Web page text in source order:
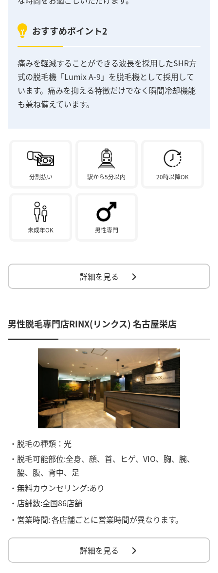
おすすめポイント2
痛みを軽減することができる波長を採用したSHR方
式の脱毛機「Lumix A-9」を脱毛機として採用して
います。痛みを抑える特徴だけでなく瞬間冷却機能
も兼ね備えています。
分割払い 駅から5分以内 20時以降OK
未成年OK 男性専門
詳細を見る
男性脱毛専門店RINX(リンクス) 名古屋栄店
・脱毛の種類：光
・脱毛可能部位:全身、顔、首、ヒゲ、VIO、胸、腕、
脇、腹、背中、足
・無料カウンセリング:あり
・店舗数:全国86店舗
・営業時間:各店舗ごとに営業時間が異なります。
詳細を見る